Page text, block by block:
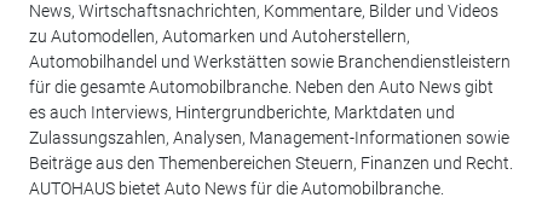
News, Wirtschaftsnachrichten, Kommentare, Bilder und Videos
zu Automodellen, Automarken und Autoherstellern,
Automobilhandel und Werkstätten sowie Branchendienstleistern
für die gesamte Automobilbranche. Neben den Auto News gibt
es auch Interviews, Hintergrundberichte, Marktdaten und
Zulassungszahlen, Analysen, Management-Informationen sowie
Beiträge aus den Themenbereichen Steuern, Finanzen und Recht.
AUTOHAUS bietet Auto News für die Automobilbranche.